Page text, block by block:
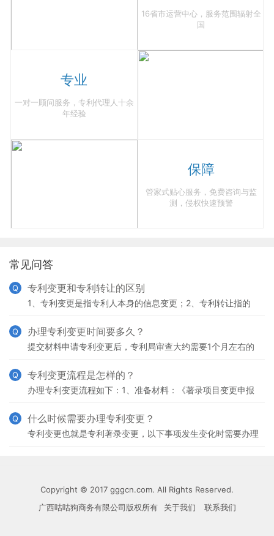
16省市运营中心，服务范围辐射全
国
专业
一对一顾问服务，专利代理人十余
年经验
保障
管家式贴心服务，免费咨询与监
测，侵权快速预警
常见问答
专利变更和专利转让的区别
1、专利变更是指专利人本身的信息变更；2、专利转让指的
转移给受让方，受让方支付约定的价格，是专利交易买卖的
Q
办理专利变更时间要多久？
提交材料申请专利变更后，专利局审查大约需要1个月左右的
Q
专利变更流程是怎样的？
办理专利变更流程如下：1、准备材料：《著录项目变更申报
局；3、缴纳专利变更手续费；4、专利局审查；5、审查
Q
什么时候需要办理专利变更？
专利变更也就是专利著录变更，以下事项发生变化时需要办理
Q
Copyright © 2017 gggcn.com. All Rights Reserved.
广西咕咕狗商务有限公司版权所有
关于我们 联系我们